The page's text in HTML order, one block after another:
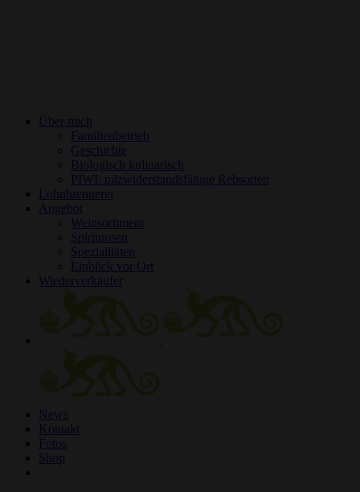
Über mich
Familienbetrieb
Geschichte
Biologisch kulinarisch
PIWI: pilzwiderstandsfähige Rebsorten
Lohnbrennerei
Angebot
Weinsortiment
Spirituosen
Spezialitäten
Einblick vor Ort
Wiederverkäufer
News
Kontakt
Fotos
Shop